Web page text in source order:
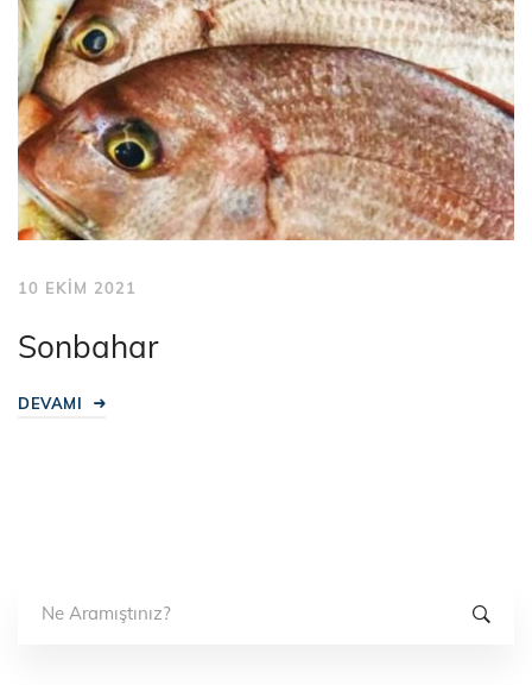
10 EKIM 2021
Sonbahar
DEVAMI
for: